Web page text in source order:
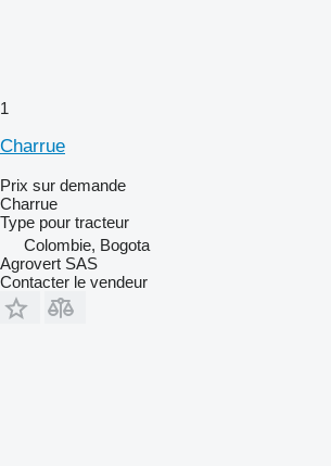
1
Charrue
Prix sur demande
Charrue
Type pour tracteur
Colombie, Bogota
Agrovert SAS
Contacter le vendeur